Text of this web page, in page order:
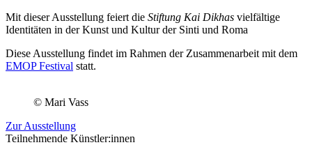
Mit dieser Ausstellung feiert die Stiftung Kai Dikhas vielfältige
Identitäten in der Kunst und Kultur der Sinti und Roma
Diese Ausstellung findet im Rahmen der Zusammenarbeit mit dem
EMOP Festival statt.
© Mari Vass
Zur Ausstellung
Teilnehmende Künstler:innen